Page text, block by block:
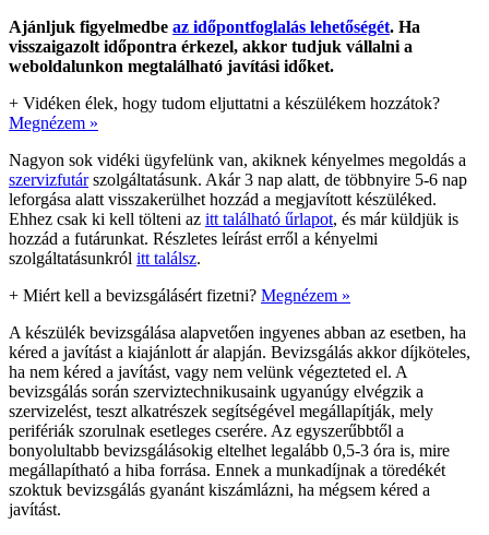
Ajánljuk figyelmedbe az időpontfoglalás lehetőségét. Ha
visszaigazolt időpontra érkezel, akkor tudjuk vállalni a
weboldalunkon megtalálható javítási időket.
+ Vidéken élek, hogy tudom eljuttatni a készülékem hozzátok?
Megnézem »
Nagyon sok vidéki ügyfelünk van, akiknek kényelmes megoldás a
szervizfutárszolgáltatásunk. Akár 3 nap alatt, de többnyire 5-6 nap
leforgása alatt visszakerülhet hozzád a megjavított készüléked.
Ehhez csak ki kell tölteni az itt található űrlapot, és már küldjük is
hozzád a futárunkat. Részletes leírást erről a kényelmi
szolgáltatásunkról itt találsz.
+ Miért kell a bevizsgálásért fizetni? Megnézem »
A készülék bevizsgálása alapvetően ingyenes abban az esetben, ha
kéred a javítást a kiajánlott ár alapján. Bevizsgálás akkor díjköteles,
ha nem kéred a javítást, vagy nem velünk végezteted el. A
bevizsgálás során szerviztechnikusaink ugyanúgy elvégzik a
szervizelést, teszt alkatrészek segítségével megállapítják, mely
perifériák szorulnak esetleges cserére. Az egyszerűbbtől a
bonyolultabb bevizsgálásokig eltelhet legalább 0,5-3 óra is, mire
megállapítható a hiba forrása. Ennek a munkadíjnak a töredékét
szoktuk bevizsgálás gyanánt kiszámlázni, ha mégsem kéred a
javítást.